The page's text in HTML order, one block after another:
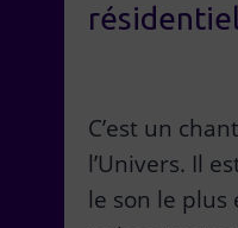
C’est un
l’Univers. Il
le son le plus